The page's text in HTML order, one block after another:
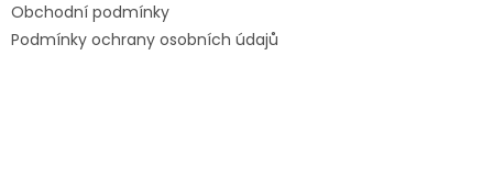
Obchodní podmínky
Podmínky ochrany osobních údajů